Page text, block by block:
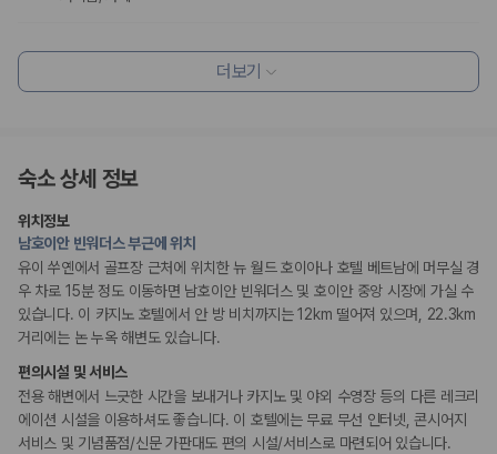
2000만 고객이 선택한 렌트카 가격비교 플랫폼
누적 이용 고객수
20,871,562
사용자 리뷰
175,206 건
예약 가능 차량
67,123대
전국 렌트카 지점
1,829 개
제주렌트카 가격비교 자주 묻는 질문
Q. 제주렌트카 가격비교는 카모아에서 어떻게 하나요?
A. 대여일, 반납일, 인수 지역을 선택하면 제주도 렌트카 업체별 가격, 차종,
편의시설
엘리베이터
콘시어지 서비스
드라이클리닝/세탁서비스
짐 보관 서비스
웰빙 및 피트니스
피트니스/헬스시설
액티비티
골프시설
카지노
전용해변
더보기
숙소 상세 정보
위치정보
남호이안 빈워더스 부근에 위치
유이 쑤옌에서 골프장 근처에 위치한 뉴 월드 호이아나 호텔 베트남에 머무실 경
우 차로 15분 정도 이동하면 남호이안 빈워더스 및 호이안 중앙 시장에 가실 수
있습니다. 이 카지노 호텔에서 안 방 비치까지는 12km 떨어져 있으며, 22.3km
거리에는 논 누옥 해변도 있습니다.
편의시설 및 서비스
전용 해변에서 느긋한 시간을 보내거나 카지노 및 야외 수영장 등의 다른 레크리
에이션 시설을 이용하셔도 좋습니다. 이 호텔에는 무료 무선 인터넷, 콘시어지
서비스 및 기념품점/신문 가판대도 편의 시설/서비스로 마련되어 있습니다.